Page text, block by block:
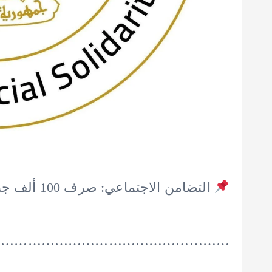
التضامن الاجتماعي: صرف 100 ألف جنيه لأسرة كل متوفي بحادث المنوفية